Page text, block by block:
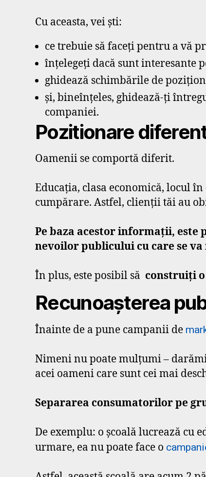
Cu aceasta, vei ști:
ce trebuie să faceți pentru a vă
înțelegeți dacă sunt interesante
ghidează schimbările de
și, bineînțeles, ghidează-ți
companiei.
Pozitionare
Oamenii se comportă diferit.
Educația, clasa economică, locul
cumpărare. Astfel, clienții tăi au
Pe baza acestor informații,
nevoilor publicului cu care se
În plus, este posibil să construiți
Recunoașterea
Înainte de a pune campanii de
Nimeni nu poate mulțumi –
acei oameni care sunt cei mai
Separarea consumatorilor pe
De exemplu: o școală lucrează cu
urmare, ea nu poate face o